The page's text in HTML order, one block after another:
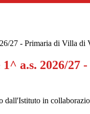
27 - Primaria di Villa di
1^ a.s. 2026/
dall'Istituto in